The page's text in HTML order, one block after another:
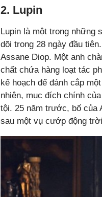
2. Lupin
Lupin là một trong những
dõi trong 28 ngày đầu
Assane Diop. Một anh
chất chứa hàng loạt tác
kế hoạch để đánh cắp
nhiên, mục đích chính
tội. 25 năm trước, bố của
sau một vụ cướp động